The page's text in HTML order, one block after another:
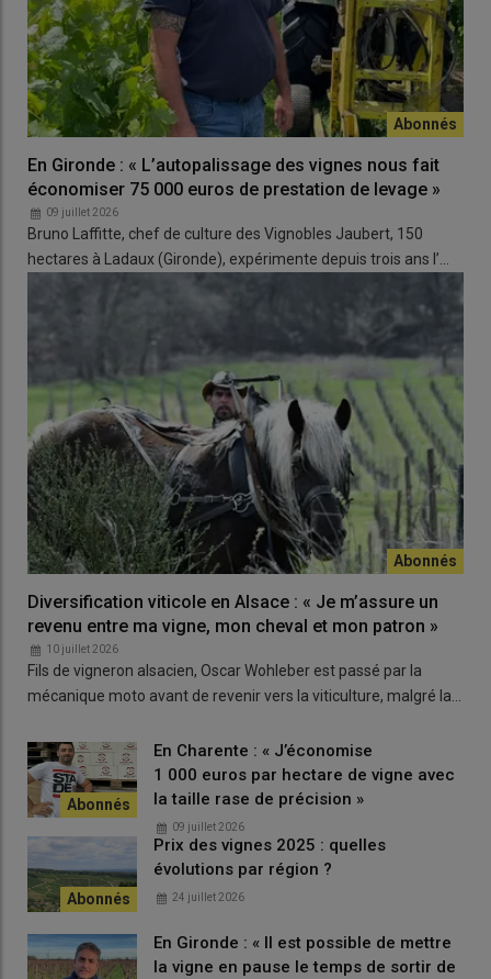
Ferminvin Reveal a été sélectionnée pour préserver une
expression aromatique fruitée nette sur des cépages sensibles
à la réduction. © Fermivin
Autre nouveauté : Fermivin Reveal empêche ou limite la
réductiondes vins rouges, puisqu’elle produit peu ou pas d’H 2
ou autres composés soufrés. Elle est particulièrement adaptée
à la syrah, au grenache, au tempranillo ou au nero d’avola. Les
essais sur syrah en 2025 ont conduit à des vins avec un fruité
bien net.
Lire aussi :Levures pour le vin : comment bien
Ces deux souches de levure seront proposées en format « In-
Line ready », c’est-à-dire à utiliser en inoculation directe, sans
réhydratation : par exemple, sur lavendangeen rouge et en
phase liquide pour les blancs.​​​​​​
En Gironde : « L’autopalissage des vignes nous fait
économiser 75 000 euros de prestation de levage »
09 juillet 2026
Bruno Laffitte, chef de culture des Vignobles Jaubert, 150
hectares à Ladaux (Gironde), expérimente depuis trois ans l’…
Diversification viticole en Alsace : « Je m’assure un
revenu entre ma vigne, mon cheval et mon patron »
10 juillet 2026
Fils de vigneron alsacien, Oscar Wohleber est passé par la
mécanique moto avant de revenir vers la viticulture, malgré la…
En Charente : « J’économise
1 000 euros par hectare de vigne avec
la taille rase de précision »
09 juillet 2026
Prix des vignes 2025 : quelles
évolutions par région ?
24 juillet 2026
En Gironde : « Il est possible de mettre
la vigne en pause le temps de sortir de